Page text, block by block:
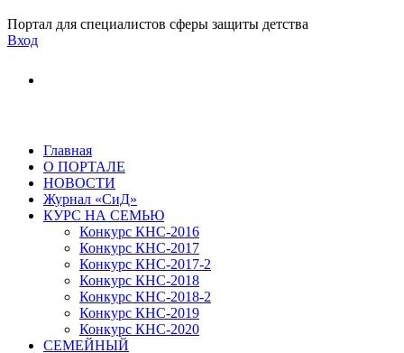
Портал для специалистов сферы защиты детства
Вход
Главная
О ПОРТАЛЕ
НОВОСТИ
Журнал «СиД»
КУРС НА СЕМЬЮ
Конкурс КНС-2016
Конкурс КНС-2017
Конкурс КНС-2017-2
Конкурс КНС-2018
Конкурс КНС-2018-2
Конкурс КНС-2019
Конкурс КНС-2020
СЕМЕЙНЫЙ